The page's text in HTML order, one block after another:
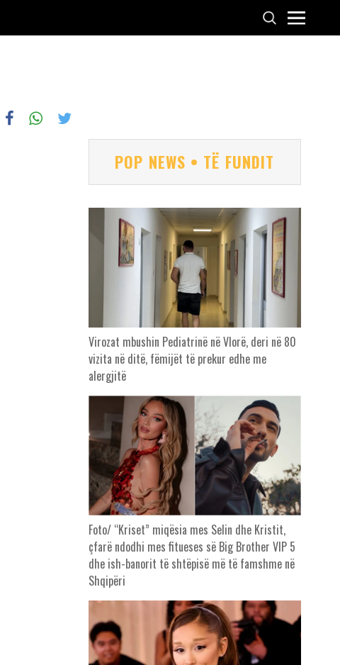
POP NEWS • TË FUNDIT
Virozat mbushin Pediatrinë në Vlorë, deri në 80
vizita në ditë, fëmijët të prekur edhe me
alergjitë
Foto/ “Kriset” miqësia mes Selin dhe Kristit,
çfarë ndodhi mes fitueses së Big Brother VIP 5
dhe ish-banorit të shtëpisë më të famshme në
Shqipëri